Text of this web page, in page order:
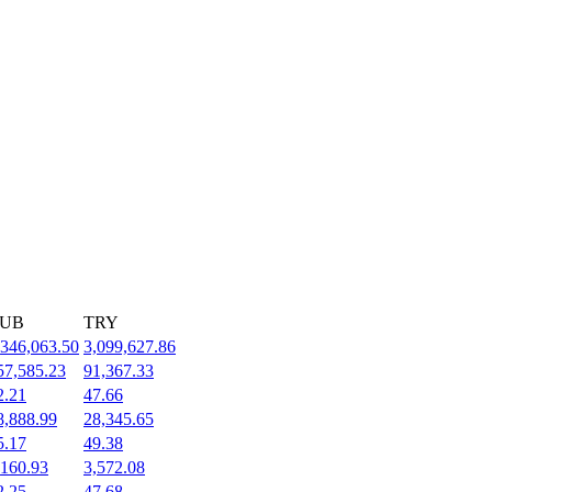
TRY
3,099,627.86
91,367.33
47.66
28,345.65
49.38
3,572.08